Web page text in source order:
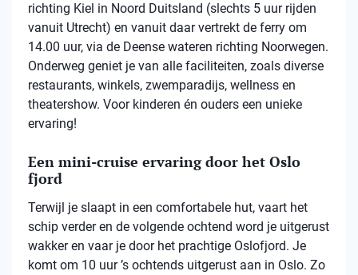
richting Kiel in Noord Duitsland (slechts 5 uur rijden
vanuit Utrecht) en vanuit daar vertrekt de ferry om
14.00 uur, via de Deense wateren richting Noorwegen.
Onderweg geniet je van alle faciliteiten, zoals diverse
restaurants, winkels, zwemparadijs, wellness en
theatershow. Voor kinderen én ouders een unieke
ervaring!
Een mini-cruise ervaring door het Oslo
fjord
Terwijl je slaapt in een comfortabele hut, vaart het
schip verder en de volgende ochtend word je uitgerust
wakker en vaar je door het prachtige Oslofjord. Je
komt om 10 uur ’s ochtends uitgerust aan in Oslo. Zo